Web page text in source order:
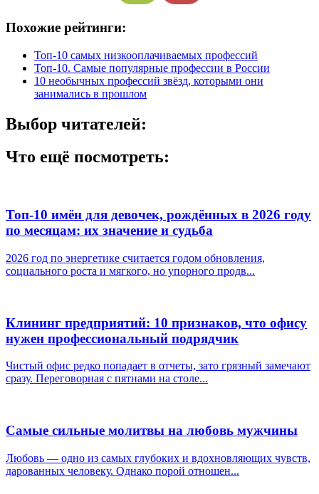
Похожие рейтинги:
Топ-10 самых низкооплачиваемых профессий
Топ-10. Самые популярные профессии в России
10 необычных профессий звёзд, которыми они
занимались в прошлом
Выбор читателей:
Что ещё посмотреть:
Топ-10 имён для девочек, рождённых в 2026 году
по месяцам: их значение и судьба
2026 год по энергетике считается годом обновления,
социального роста и мягкого, но упорного продв...
Клининг предприятий: 10 признаков, что офису
нужен профессиональный подрядчик
Чистый офис редко попадает в отчеты, зато грязный замечают
сразу. Переговорная с пятнами на столе...
Самые сильные молитвы на любовь мужчины
Любовь — одно из самых глубоких и вдохновляющих чувств,
дарованных человеку. Однако порой отношен...